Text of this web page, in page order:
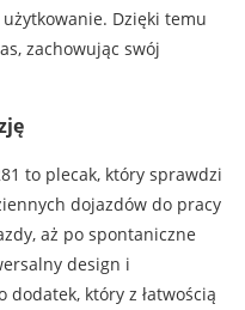
Dzięki temu
zachowując swój
to plecak, który sprawdzi
dojazdów do pracy
aż po spontaniczne
design i
który z łatwością